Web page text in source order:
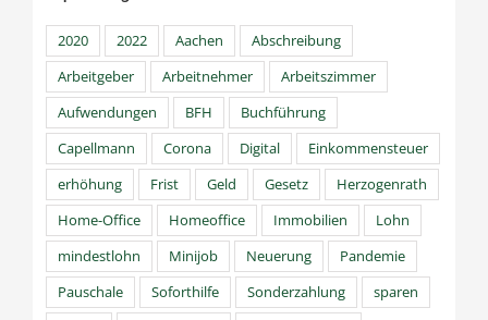
2020 2022 Aachen
Abschreibung
Arbeitgeber
Arbeitnehmer
Arbeitszimmer
Aufwendungen
BFH
Buchführung
Capellmann
Corona Digital
Einkommensteuer
erhöhung
Frist Geld Gesetz
Herzogenrath
Home-Office
Homeoffice Immobilien
Lohn
mindestlohn
Minijob Neuerung
Pandemie
Pauschale
Soforthilfe Sonderzahlung
sparen